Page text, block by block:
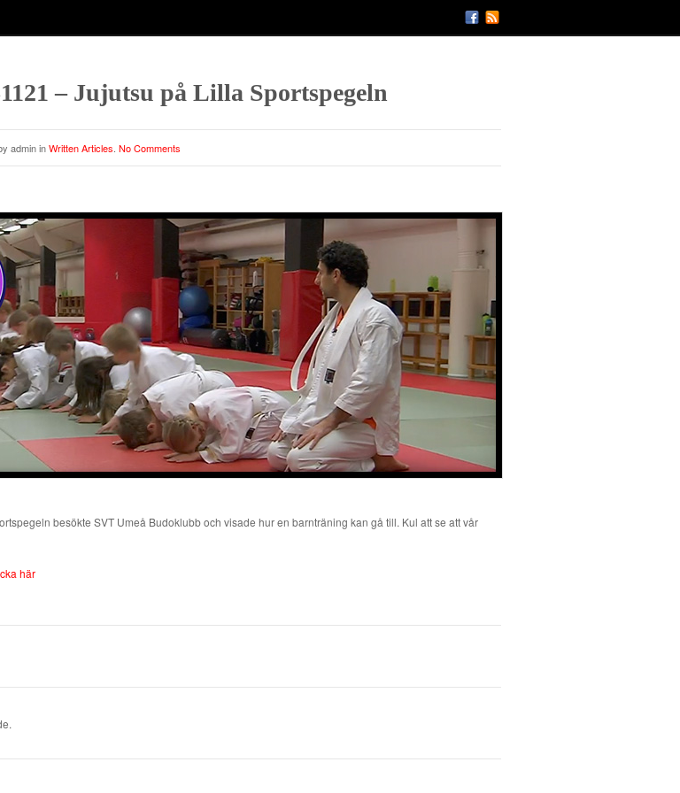
– Jujutsu på Lilla Sportspegeln
admin inWritten Articles No Comments
besökte SVT Umeå Budoklubb och visade hur en barnträning kan gå till. Kul att se att vår
här